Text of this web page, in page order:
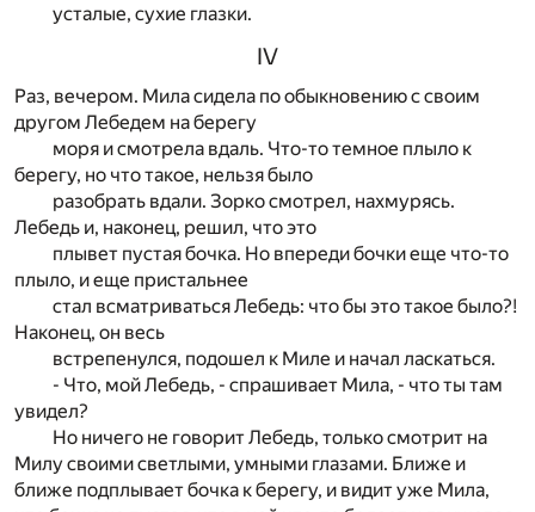
усталые, сухие глазки.
IV
Раз, вечером. Мила сидела по обыкновению с своим
другом Лебедем на берегу
моря и смотрела вдаль. Что-то темное плыло к
берегу, но что такое, нельзя было
разобрать вдали. Зорко смотрел, нахмурясь.
Лебедь и, наконец, решил, что это
плывет пустая бочка. Но впереди бочки еще что-то
плыло, и еще пристальнее
стал всматриваться Лебедь: что бы это такое было?!
Наконец, он весь
встрепенулся, подошел к Миле и начал ласкаться.
- Что, мой Лебедь, - спрашивает Мила, - что ты там
увидел?
Но ничего не говорит Лебедь, только смотрит на
Милу своими светлыми, умными глазами. Ближе и
ближе подплывает бочка к берегу, и видит уже Мила,